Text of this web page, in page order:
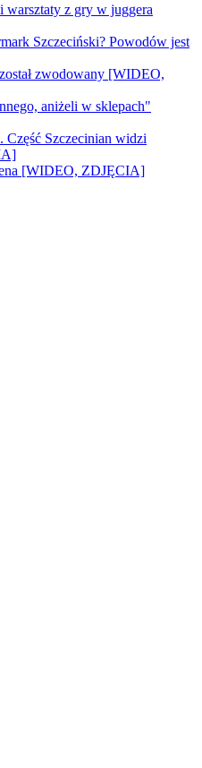
warsztaty z gry w juggera
Szczeciński? Powodów jest
zwodowany [WIDEO,
aniżeli w sklepach"
Część Szczecinian widzi
[WIDEO, ZDJĘCIA]